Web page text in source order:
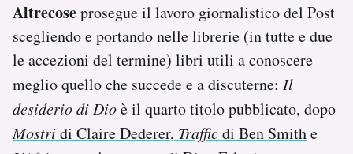
Altrecoseprosegue il lavoro giornalistico del Post
scegliendo e portando nelle librerie (in tutte e due
le accezioni del termine) libri utili a conoscere
meglio quello che succede e a discuterne: Il
desiderio di Dioè il quarto titolo pubblicato, dopo
Mostridi Claire Dederer, Trafficdi Ben Smithe